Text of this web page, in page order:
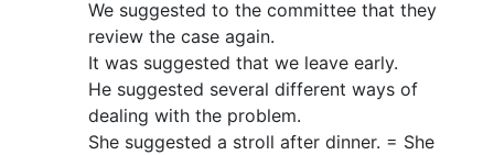
We suggested to the committee that they
review the case again.
It was suggested that we leave early.
He suggested several different ways of
dealing with the problem.
She suggested a stroll after dinner. = She